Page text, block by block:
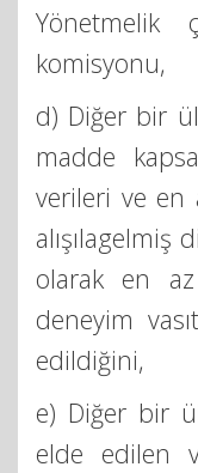
Yönetmelik
komisyonu,
d) Diğer bir
madde
verileri ve en
olarak en
deneyim
edildiğini,
e) Diğer bir
elde edilen